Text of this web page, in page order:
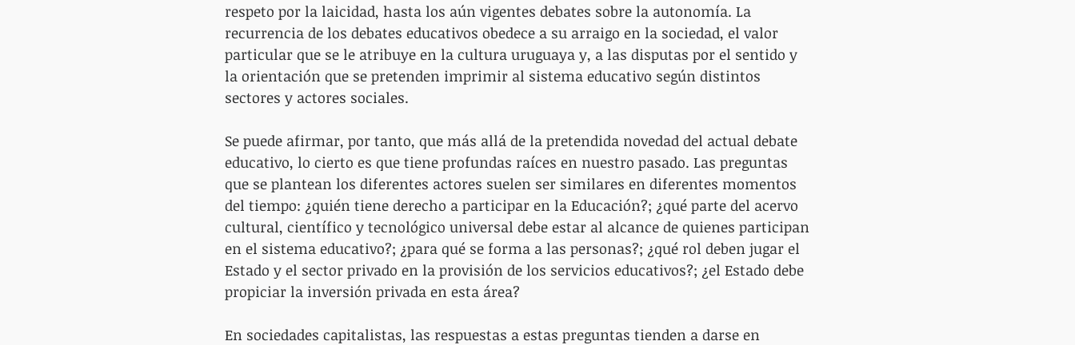
respeto por la laicidad, hasta los aún vigentes debates sobre la autonomía. La
recurrencia de los debates educativos obedece a su arraigo en la sociedad, el valor
particular que se le atribuye en la cultura uruguaya y, a las disputas por el sentido y
la orientación que se pretenden imprimir al sistema educativo según distintos
sectores y actores sociales.
Se puede afirmar, por tanto, que más allá de la pretendida novedad del actual debate
educativo, lo cierto es que tiene profundas raíces en nuestro pasado. Las preguntas
que se plantean los diferentes actores suelen ser similares en diferentes momentos
del tiempo: ¿quién tiene derecho a participar en la Educación?; ¿qué parte del acervo
cultural, científico y tecnológico universal debe estar al alcance de quienes participan
en el sistema educativo?; ¿para qué se forma a las personas?; ¿qué rol deben jugar el
Estado y el sector privado en la provisión de los servicios educativos?; ¿el Estado debe
propiciar la inversión privada en esta área?
En sociedades capitalistas, las respuestas a estas preguntas tienden a darse en